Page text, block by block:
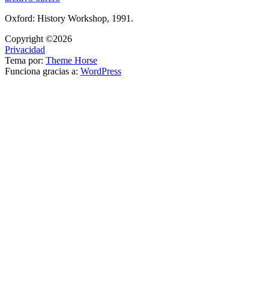
Oxford: History Workshop, 1991.
Copyright ©2026
Privacidad
Tema por: Theme Horse
Funciona gracias a: WordPress